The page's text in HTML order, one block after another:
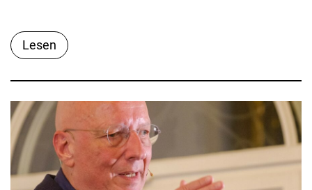
Lesen